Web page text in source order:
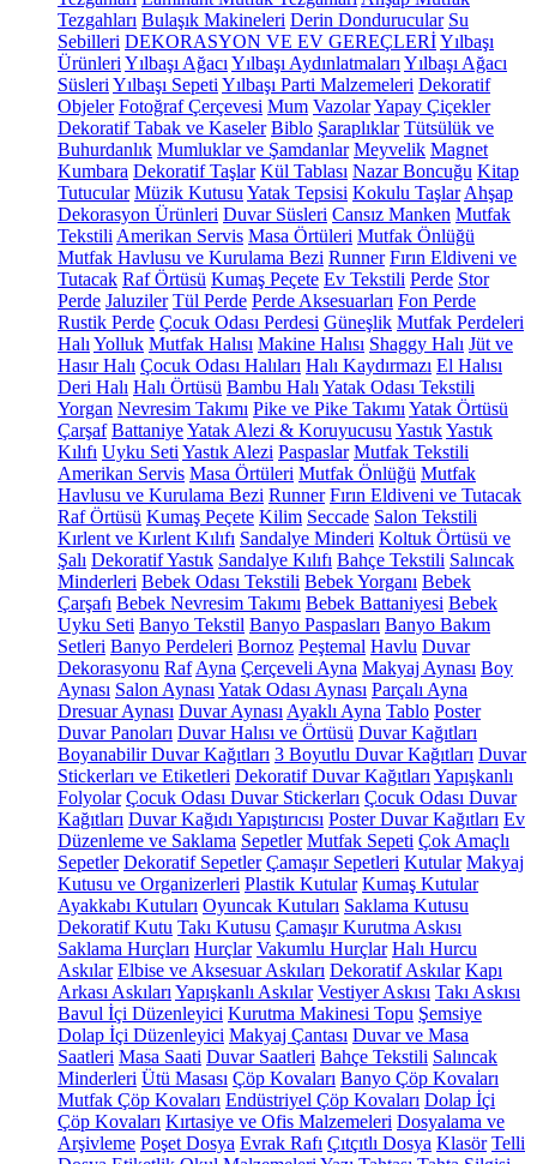
Tezgahları Bulaşık Makineleri Derin Dondurucular Su
Sebilleri DEKORASYON VE EV GEREÇLERİYılbaşı
Ürünleri Yılbaşı Ağacı Yılbaşı Aydınlatmaları Yılbaşı Ağacı
Süsleri Yılbaşı Sepeti Yılbaşı Parti Malzemeleri Dekoratif
Objeler Fotoğraf Çerçevesi Mum VazolarYapay Çiçekler
Dekoratif Tabak ve Kaseler Biblo Şaraplıklar Tütsülük ve
Buhurdanlık Mumluklar ve Şamdanlar Meyvelik Magnet
Kumbara Dekoratif Taşlar Kül Tablası Nazar Boncuğu Kitap
Tutucular Müzik Kutusu Yatak Tepsisi Kokulu Taşlar Ahşap
Dekorasyon Ürünleri Duvar Süsleri Cansız Manken Mutfak
Tekstili Amerikan Servis Masa Örtüleri Mutfak Önlüğü
Mutfak Havlusu ve Kurulama Bezi Runner Fırın Eldiveni ve
Tutacak Raf Örtüsü Kumaş Peçete Ev Tekstili Perde Stor
Perde Jaluziler Tül Perde Perde Aksesuarları Fon Perde
Rustik Perde Çocuk Odası Perdesi Güneşlik Mutfak Perdeleri
Halı Yolluk Mutfak Halısı Makine Halısı Shaggy Halı Jüt ve
Hasır Halı Çocuk Odası Halıları Halı Kaydırmazı El Halısı
Deri Halı Halı Örtüsü Bambu Halı Yatak Odası Tekstili
Yorgan Nevresim Takımı Pike ve Pike Takımı Yatak Örtüsü
Çarşaf BattaniyeYatak Alezi & Koruyucusu YastıkYastık
Kılıfı Uyku Seti Yastık Alezi Paspaslar Mutfak Tekstili
Amerikan Servis Masa Örtüleri Mutfak Önlüğü Mutfak
Havlusu ve Kurulama Bezi Runner Fırın Eldiveni ve Tutacak
Raf Örtüsü Kumaş Peçete Kilim Seccade Salon Tekstili
Kırlent ve Kırlent Kılıfı Sandalye Minderi Koltuk Örtüsü ve
Şalı Dekoratif Yastık Sandalye Kılıfı Bahçe Tekstili Salıncak
Minderleri Bebek Odası Tekstili Bebek Yorganı Bebek
Çarşafı Bebek Nevresim Takımı Bebek Battaniyesi Bebek
Uyku Seti Banyo Tekstil Banyo Paspasları Banyo Bakım
Setleri Banyo Perdeleri Bornoz Peştemal Havlu Duvar
Dekorasyonu Raf Ayna Çerçeveli Ayna Makyaj Aynası Boy
Aynası Salon Aynası Yatak Odası Aynası Parçalı Ayna
Dresuar Aynası Duvar Aynası Ayaklı Ayna Tablo Poster
Duvar Panoları Duvar Halısı ve Örtüsü Duvar Kağıtları
Boyanabilir Duvar Kağıtları 3 Boyutlu Duvar Kağıtları Duvar
Stickerları ve Etiketleri Dekoratif Duvar Kağıtları Yapışkanlı
Folyolar Çocuk Odası Duvar Stickerları Çocuk Odası Duvar
Kağıtları Duvar Kağıdı Yapıştırıcısı Poster Duvar Kağıtları Ev
Düzenleme ve Saklama Sepetler Mutfak Sepeti Çok Amaçlı
Sepetler Dekoratif Sepetler Çamaşır Sepetleri Kutular Makyaj
Kutusu ve Organizerleri Plastik Kutular Kumaş Kutular
Ayakkabı Kutuları Oyuncak Kutuları Saklama Kutusu
Dekoratif Kutu Takı Kutusu Çamaşır Kurutma Askısı
Saklama Hurçları Hurçlar Vakumlu Hurçlar Halı Hurcu
Askılar Elbise ve Aksesuar Askıları Dekoratif Askılar Kapı
Arkası Askıları Yapışkanlı Askılar Vestiyer Askısı Takı Askısı
Bavul İçi Düzenleyici Kurutma Makinesi Topu Şemsiye
Dolap İçi Düzenleyici Makyaj Çantası Duvar ve Masa
Saatleri Masa Saati Duvar Saatleri Bahçe Tekstili Salıncak
Minderleri Ütü Masası Çöp Kovaları Banyo Çöp Kovaları
Mutfak Çöp Kovaları Endüstriyel Çöp Kovaları Dolap İçi
Çöp Kovaları Kırtasiye ve Ofis Malzemeleri Dosyalama ve
Arşivleme Poşet Dosya Evrak Rafı Çıtçıtlı Dosya Klasör Telli